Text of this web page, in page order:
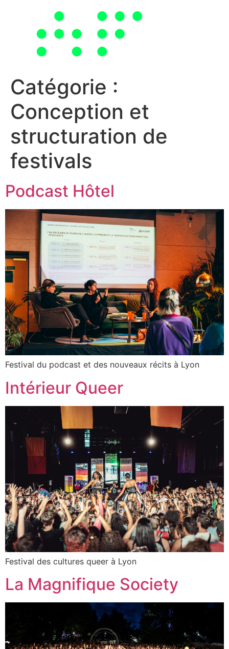
Catégorie :
Conception et
structuration de
festivals
Podcast Hôtel
Festival du podcast et des nouveaux récits à Lyon
Intérieur Queer
Festival des cultures queer à Lyon
La Magnifique Society